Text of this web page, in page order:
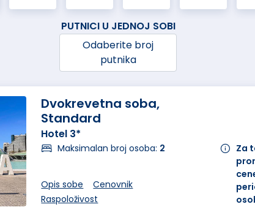
PUTNICI U JEDNOJ SOBI
Odaberite broj
putnika
Dvokrevetna soba,
Standard
Hotel 3*
Maksimalan broj osoba: 2
Opis sobe
Cenovnik
Raspoloživost
Za